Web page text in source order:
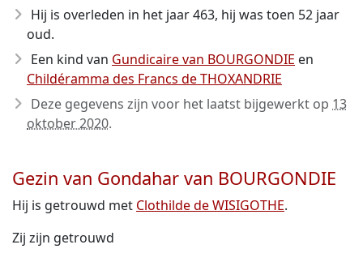
Hij is overleden in het jaar 463, hij was toen 52 jaar
oud.
Een kind van Gundicaire van BOURGONDIE en
Childéramma des Francs de THOXANDRIE
Deze gegevens zijn voor het laatst bijgewerkt op 13
oktober 2020.
Gezin van Gondahar van BOURGONDIE
Hij is getrouwd met Clothilde de WISIGOTHE.
Zij zijn getrouwd